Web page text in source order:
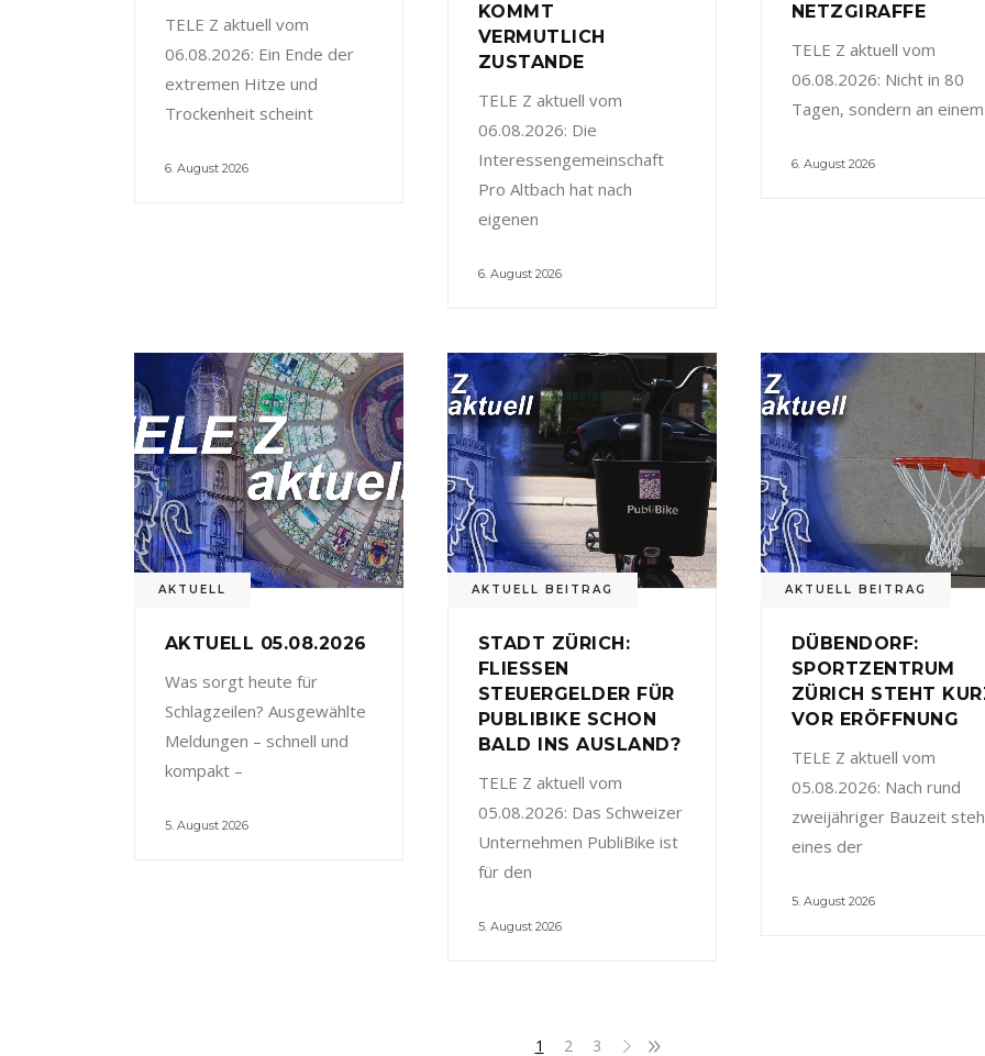
TELE Z aktuell vom
06.08.2026: Ein Ende der
extremen Hitze und
Trockenheit scheint
6. August 2026
KOMMT
VERMUTLICH
ZUSTANDE
TELE Z aktuell vom
06.08.2026: Die
Interessengemeinschaft
Pro Altbach hat nach
eigenen
6. August 2026
NETZGIRAFFE
TELE Z aktuell vom
06.08.2026: Nicht in 80
Tagen, sondern an einem
6. August 2026
AKTUELL
AKTUELL 05.08.2026
Was sorgt heute für
Schlagzeilen? Ausgewählte
Meldungen – schnell und
kompakt –
5. August 2026
AKTUELL BEITRAG
STADT ZÜRICH:
FLIESSEN
STEUERGELDER FÜR
PUBLIBIKE SCHON
BALD INS AUSLAND?
TELE Z aktuell vom
05.08.2026: Das Schweizer
Unternehmen PubliBike ist
für den
5. August 2026
AKTUELL BEITRAG
DÜBENDORF:
SPORTZENTRUM
ZÜRICH STEHT
VOR ERÖFFNUNG
TELE Z aktuell vom
05.08.2026: Nach rund
zweijähriger Bauzeit
eines der
5. August 2026
1 2 3